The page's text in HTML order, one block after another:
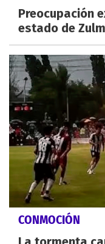
Preocupación
estado de
CONMOCIÓN